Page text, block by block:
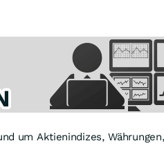
um Aktienindizes,